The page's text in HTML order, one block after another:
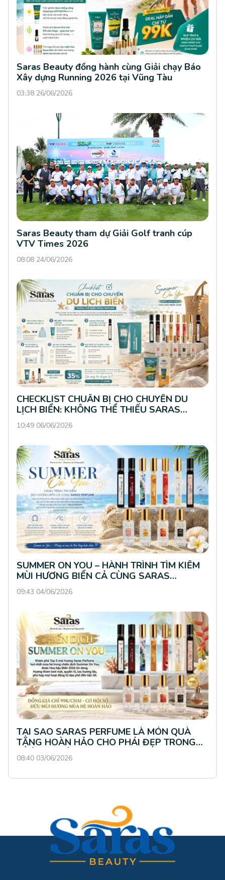
Saras Beauty đồng hành cùng Giải chạy Báo
Xây dựng Running 2026 tại Vũng Tàu
03:38 26/06/2026
Saras Beauty tham dự Giải Golf tranh cúp
VTV Times 2026
08:08 24/06/2026
CHECKLIST CHUẨN BỊ CHO CHUYẾN DU
LỊCH BIỂN: KHÔNG THỂ THIẾU SARAS
PERFUME
10:49 06/06/2026
SUMMER ON YOU – HÀNH TRÌNH TÌM KIẾM
MÙI HƯƠNG BIỂN CẢ CÙNG SARAS
PERFUME
09:43 04/06/2026
TẠI SAO SARAS PERFUME LÀ MÓN QUÀ
TẶNG HOÀN HẢO CHO PHÁI ĐẸP TRONG
THÁNG 4 NÀY?
08:40 03/06/2026